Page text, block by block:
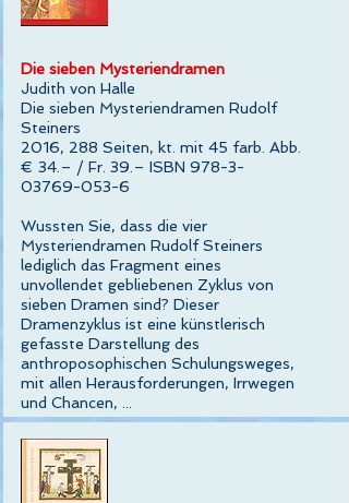
Die sieben Mysteriendramen
Judith von Halle
Die sieben Mysteriendramen Rudolf
Steiners
2016, 288 Seiten, kt. mit 45 farb. Abb.
€ 34.– / Fr. 39.– ISBN 978-3-
03769-053-6
Wussten Sie, dass die vier
Mysteriendramen Rudolf Steiners
lediglich das Fragment eines
unvollendet gebliebenen Zyklus von
sieben Dramen sind? Dieser
Dramenzyklus ist eine künstlerisch
gefasste Darstellung des
anthroposophischen Schulungsweges,
mit allen Herausforderungen, Irrwegen
und Chancen, ...